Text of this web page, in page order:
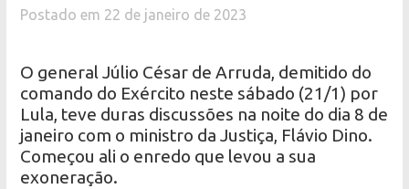
Postado em 22 de janeiro de 2023
O general Júlio César de Arruda, demitido do
comando do Exército neste sábado (21/1) por
Lula, teve duras discussões na noite do dia 8 de
janeiro com o ministro da Justiça, Flávio Dino.
Começou ali o enredo que levou a sua
exoneração.